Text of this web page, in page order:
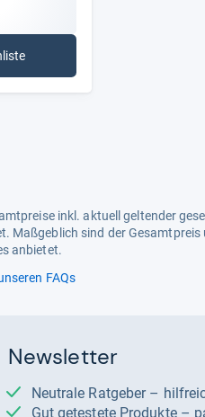
inkl. aktuell geltender
Maßgeblich sind der
anbietet.
FAQs
Newsletter
Neutrale Ratgeber –
Gut getestete Produkte –